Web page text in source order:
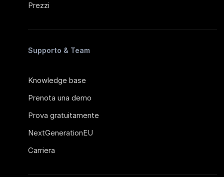
Prezzi
Supporto & Team
Knowledge base
Prenota una demo
Prova gratuitamente
NextGenerationEU
Carriera